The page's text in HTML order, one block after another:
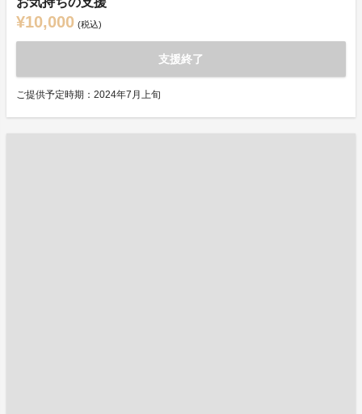
¥10,000 (税込)
支援終了
ご提供予定時期：2024年7月上旬